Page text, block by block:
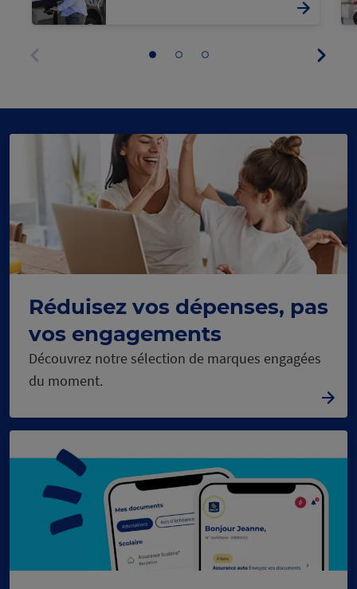
Aller
Aller
Aller
Réduisez vos dépenses, pas
vos engagements
Découvrez notre sélection de marques engagées
du moment.